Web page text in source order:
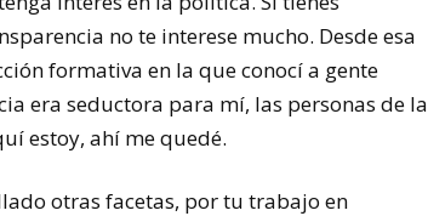
no te interese mucho. Desde esa
formativa en la que conocí a gente
era seductora para mí, las personas de la
estoy, ahí me quedé.
otras facetas, por tu trabajo en